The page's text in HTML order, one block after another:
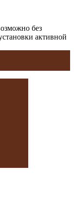
без
активной